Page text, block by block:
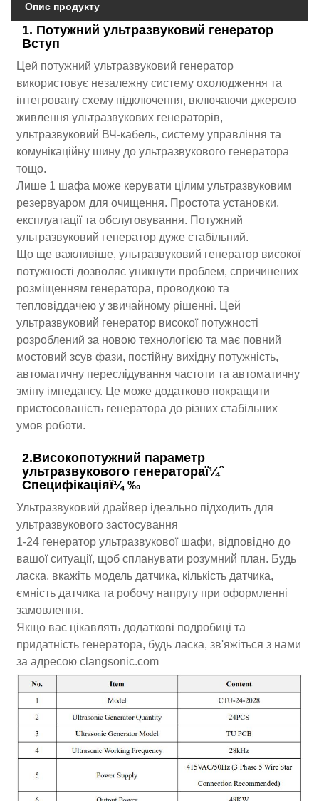
Опис продукту
1. Потужний ультразвуковий генератор
Вступ
Цей потужний ультразвуковий генератор
використовує незалежну систему охолодження та
інтегровану схему підключення, включаючи джерело
живлення ультразвукових генераторів,
ультразвуковий ВЧ-кабель, систему управління та
комунікаційну шину до ультразвукового генератора
тощо.
Лише 1 шафа може керувати цілим ультразвуковим
резервуаром для очищення. Простота установки,
експлуатації та обслуговування. Потужний
ультразвуковий генератор дуже стабільний.
Що ще важливіше, ультразвуковий генератор високої
потужності дозволяє уникнути проблем, спричинених
розміщенням генератора, проводкою та
тепловіддачею у звичайному рішенні. Цей
ультразвуковий генератор високої потужності
розроблений за новою технологією та має повний
мостовий зсув фази, постійну вихідну потужність,
автоматичну переслідування частоти та автоматичну
зміну імпедансу. Це може додатково покращити
пристосованість генератора до різних стабільних
умов роботи.
2.Високопотужний параметр
ультразвукового генератораï¼ˆ
Специфікаціяï¼ ‰
Ультразвуковий драйвер ідеально підходить для
ультразвукового застосування
1-24 генератор ультразвукової шафи, відповідно до
вашої ситуації, щоб спланувати розумний план. Будь
ласка, вкажіть модель датчика, кількість датчика,
ємність датчика та робочу напругу при оформленні
замовлення.
Якщо вас цікавлять додаткові подробиці та
придатність генератора, будь ласка, зв'яжіться з нами
за адресою clangsonic.com